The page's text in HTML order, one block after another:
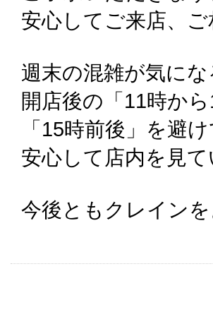
安心してご来店、
週末の混雑が気に
開店後の「11時から
「15時前後」を避
安心して店内を見
今後ともクレイン